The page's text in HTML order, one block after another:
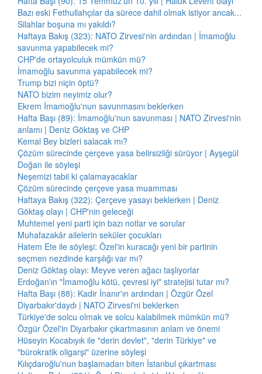
Bazı eski Fethullahçılar da sürece dahil olmak istiyor ancak...
Silahlar boşuna mı yakıldı?
Haftaya Bakış (323): NATO Zirvesi'nin ardından | İmamoğlu
savunma yapabilecek mi?
CHP'de ortayolculuk mümkün mü?
İmamoğlu savunma yapabilecek mi?
Trump bizi niçin öptü?
NATO bizim neyimiz olur?
Ekrem İmamoğlu'nun savunmasını beklerken
Hafta Başı (89): İmamoğlu'nun savunması | NATO Zirvesi'nin
anlamı | Deniz Göktaş ve CHP
Kemal Bey bizleri salacak mı?
Çözüm sürecinde çerçeve yasa belirsizliği sürüyor | Ayşegül
Doğan ile söyleşi
Neşemizi tabii ki çalamayacaklar
Çözüm sürecinde çerçeve yasa muamması
Haftaya Bakış (322): Çerçeve yasayı beklerken | Deniz
Göktaş olayı | CHP'nin geleceği
Muhtemel yeni parti için bazı notlar ve sorular
Muhafazakâr ailelerin seküler çocukları
Hatem Ete ile söyleşi: Özel'in kuracağı yeni bir partinin
seçmen nezdinde karşılığı var mı?
Deniz Göktaş olayı: Meyve veren ağacı taşlıyorlar
Erdoğan'ın "İmamoğlu kötü, çevresi iyi" stratejisi tutar mı?
Hafta Başı (88): Kadir İnanır'ın ardından | Özgür Özel
Diyarbakır'daydı | NATO Zirvesi'ni beklerken
Türkiye'de solcu olmak ve solcu kalabilmek mümkün mü?
Özgür Özel'in Diyarbakır çıkartmasının anlam ve önemi
Hüseyin Kocabıyık ile "derin devlet", "derin Türkiye" ve
"bürokratik oligarşi" üzerine söyleşi
Kılıçdaroğlu'nun başlamadan biten İstanbul çıkartması